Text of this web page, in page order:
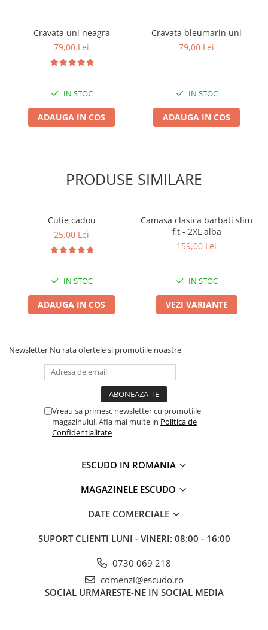
Cravata uni neagra
79,00 Lei
IN STOC
ADAUGA IN COS
Cravata bleumarin uni
79,00 Lei
IN STOC
ADAUGA IN COS
PRODUSE SIMILARE
Cutie cadou
25,00 Lei
IN STOC
ADAUGA IN COS
Camasa clasica barbati slim
fit - 2XL alba
159,00 Lei
IN STOC
VEZI VARIANTE
Newsletter Nu rata ofertele si promotiile noastre
Vreau sa primesc newsletter cu promotiile
magazinului. Afla mai multe in Politica de
Confidentialitate
ESCUDO IN ROMANIA
MAGAZINELE ESCUDO
DATE COMERCIALE
SUPORT CLIENTI LUNI - VINERI: 08:00 - 16:00
0730 069 218
comenzi@escudo.ro
SOCIAL URMARESTE-NE IN SOCIAL MEDIA